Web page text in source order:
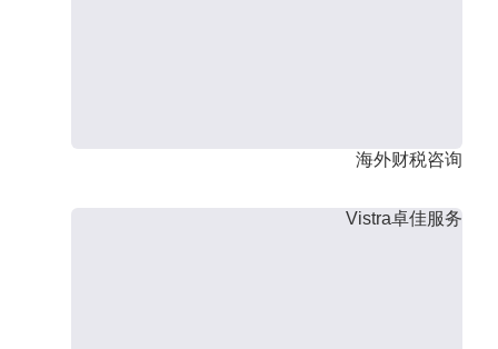
海外财税咨询
Vistra卓佳服务